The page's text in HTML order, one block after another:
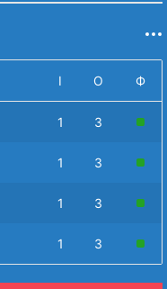
І О Ф
1 3
1 3
1 3
1 3